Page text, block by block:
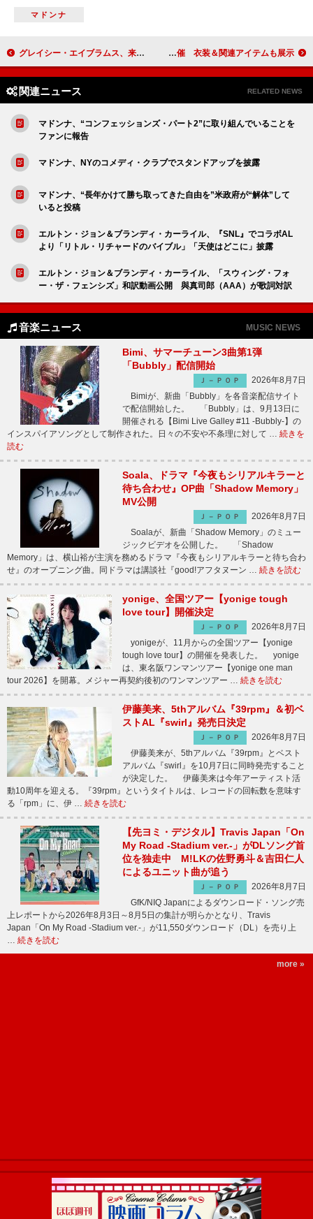
マドンナ
グレイシー・エイブラムス、来日公演翌日にコラボ・カフェ・イベント開催 ZARD、デビュー35周年記念の写真展が東京／大阪で順次開催 衣装＆関連アイテムも展示
関連ニュース RELATED NEWS
マドンナ、“コンフェッションズ・パート2”に取り組んでいることを
ファンに報告
マドンナ、NYのコメディ・クラブでスタンドアップを披露
マドンナ、“長年かけて勝ち取ってきた自由を”米政府が“解体”して
いると投稿
エルトン・ジョン＆ブランディ・カーライル、『SNL』でコラボAL
より「リトル・リチャードのバイブル」「天使はどこに」披露
エルトン・ジョン＆ブランディ・カーライル、「スウィング・フォ
ー・ザ・フェンシズ」和訳動画公開 與真司郎（AAA）が歌詞対訳
音楽ニュース MUSIC NEWS
Bimi、サマーチューン3曲第1弾
「Bubbly」配信開始
Ｊ－ＰＯＰ
2026年8月7日
Bimiが、新曲「Bubbly」を各音楽配信サイト
で配信開始した。 「Bubbly」は、9月13日に
開催される【Bimi Live Galley #11 -Bubbly-】の
インスパイアソングとして制作された。日々の不安や不条理に対して … 続きを
読む
Soala、ドラマ『今夜もシリアルキラーと
待ち合わせ』OP曲「Shadow Memory」
MV公開
Ｊ－ＰＯＰ
2026年8月7日
Soalaが、新曲「Shadow Memory」のミュー
ジックビデオを公開した。 「Shadow
Memory」は、横山裕が主演を務めるドラマ『今夜もシリアルキラーと待ち合わ
せ』のオープニング曲。同ドラマは講談社『good!アフタヌーン … 続きを読む
yonige、全国ツアー【yonige tough
love tour】開催決定
Ｊ－ＰＯＰ
2026年8月7日
yonigeが、11月からの全国ツアー【yonige
tough love tour】の開催を発表した。 yonige
は、東名阪ワンマンツアー【yonige one man
tour 2026】を開幕。メジャー再契約後初のワンマンツアー … 続きを読む
伊藤美来、5thアルバム『39rpm』＆初ベ
ストAL『swirl』発売日決定
Ｊ－ＰＯＰ
2026年8月7日
伊藤美来が、5thアルバム『39rpm』とベスト
アルバム『swirl』を10月7日に同時発売すること
が決定した。 伊藤美来は今年アーティスト活
動10周年を迎える。『39rpm』というタイトルは、レコードの回転数を意味す
る「rpm」に、伊 … 続きを読む
【先ヨミ・デジタル】Travis Japan「On
My Road -Stadium ver.-」がDLソング首
位を独走中 M!LKの佐野勇斗＆吉田仁人
によるユニット曲が追う
Ｊ－ＰＯＰ
2026年8月7日
GfK/NIQ Japanによるダウンロード・ソング売
上レポートから2026年8月3日～8月5日の集計が明らかとなり、Travis
Japan「On My Road -Stadium ver.-」が11,550ダウンロード（DL）を売り上
… 続きを読む
more »